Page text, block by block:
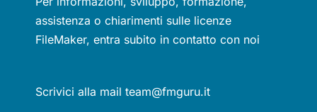
assistenza o chiarimenti sulle licenze
FileMaker, entra subito in contatto con noi
Scrivici alla mail team@fmguru.it